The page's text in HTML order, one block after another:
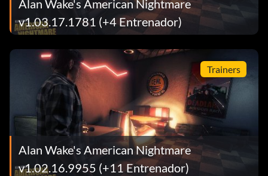
Alan Wake's American Nightmare
v1.03.17.1781 (+4 Entrenador)
Trainers
Alan Wake's American Nightmare
v1.02.16.9955 (+11 Entrenador)